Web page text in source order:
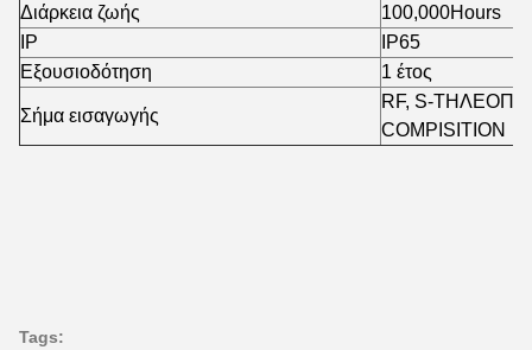
Διάρκεια ζωής
100,000Hours
IP
IP65
Εξουσιοδότηση
1 έτος
Σήμα εισαγωγής
RF, S-
COMPISITION
Tags: